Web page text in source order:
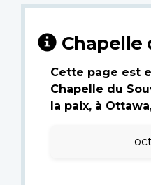
Chapelle
Cette page est
Chapelle du
la paix, à